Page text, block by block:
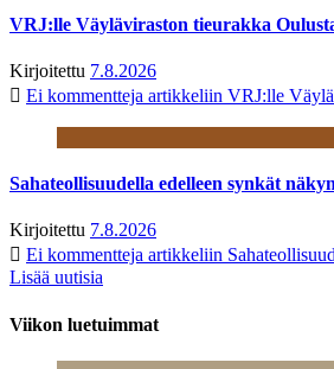
VRJ:lle Väyläviraston tieurakka
Kirjoitettu 7.8.2026
Ei kommentteja artikkeliin VRJ:lle
Sahateollisuudella edelleen synkät
Kirjoitettu 7.8.2026
Ei kommentteja artikkeliin
Lisää uutisia
Viikon luetuimmat